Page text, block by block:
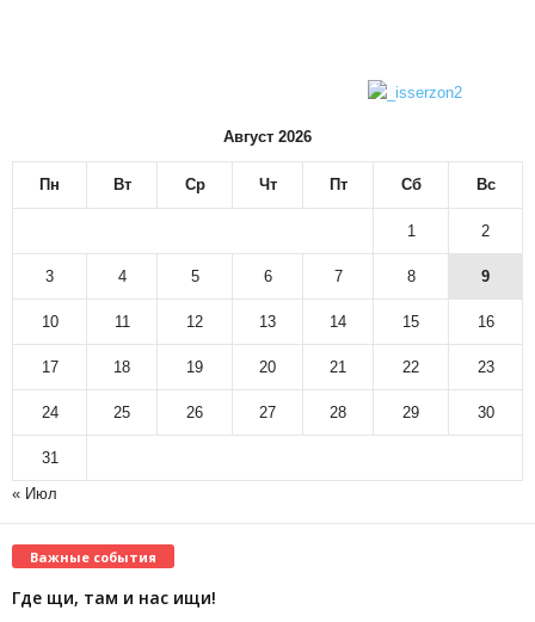
Август 2026
Пн Вт Ср Чт Пт Сб Вс
1 2
3 4 5 6 7 8 9
10 11 12 13 14 15 16
17 18 19 20 21 22 23
24 25 26 27 28 29 30
31
« Июл
Важные события
Где щи, там и нас ищи!